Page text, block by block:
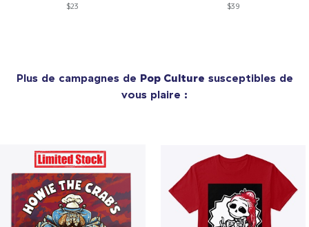
$23 $39
Plus de campagnes de Pop Culture susceptibles de
vous plaire :